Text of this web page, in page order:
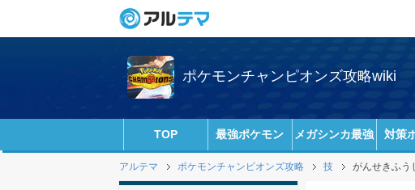
ポケモンチャンピオンズ攻略wiki
TOP 最強ポケモン メガシンカ最強 対策
アルテマ ポケモンチャンピオンズ攻略 技 がんせきふう